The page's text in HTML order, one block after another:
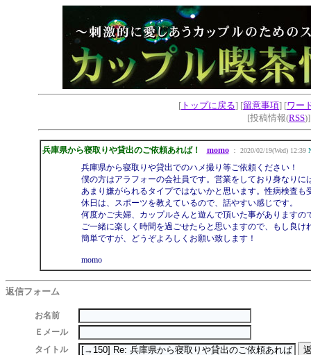
[ トップに戻る] [留意事項] [ワー
[投稿情報(RSS
兵庫県から寝取りや貸出のご依頼あれば！ momo： 2020/02/19(Wed) 12:39
兵庫県から寝取りや貸出でのハメ撮り等ご依頼ください！
僕の方はアラフォーの会社員です。営業をしており身なり
あまり嫌がられるタイプではないかと思います。性病検査も
休日は、スポーツを教えているので、話やすい感じです。
何度かご夫婦、カップルさんと遊んで頂いた事がありますの
ご一緒に楽しく時間を過ごせたらと思いますので、もし良
簡単ですが、どうぞよろしくお願い致します！
momo
返信フォーム
お名前
Ｅメール
タイトル